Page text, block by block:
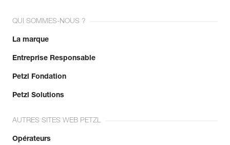
QUI SOMMES-NOUS ?
La marque
Entreprise Responsable
Petzl Fondation
Petzl Solutions
AUTRES SITES WEB PETZL
Opérateurs